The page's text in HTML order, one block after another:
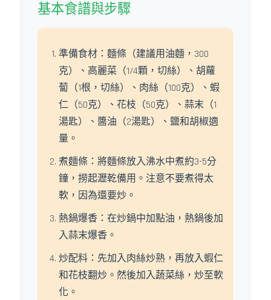
基本食譜與步驟
準備食材：麵條（建議用油麵，300
克）、高麗菜（1/4顆，切絲）、胡蘿
蔔（1根，切絲）、肉絲（100克）、蝦
仁（50克）、花枝（50克）、蒜末（1
湯匙）、醬油（2湯匙）、鹽和胡椒適
量。
煮麵條：將麵條放入沸水中煮約3-5分
鐘，撈起瀝乾備用。注意不要煮得太
軟，因為還要炒。
熱鍋爆香：在炒鍋中加點油，熱鍋後加
入蒜末爆香。
炒配料：先加入肉絲炒熟，再放入蝦仁
和花枝翻炒。然後加入蔬菜絲，炒至軟
化。